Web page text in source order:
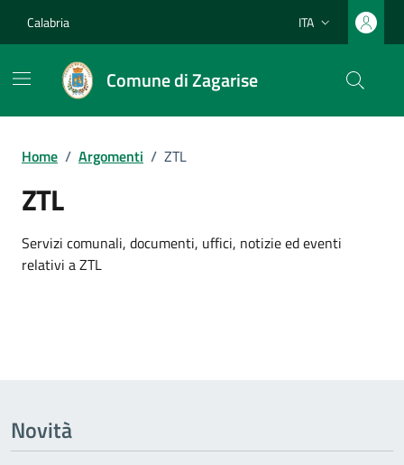
Calabria Lingua attiva:
ITA
Comune di Zagarise
Home / Argomenti / ZTL
ZTL
Dettagli dell'argomento
Servizi comunali, documenti, uffici, notizie ed eventi
relativi a ZTL
Novità